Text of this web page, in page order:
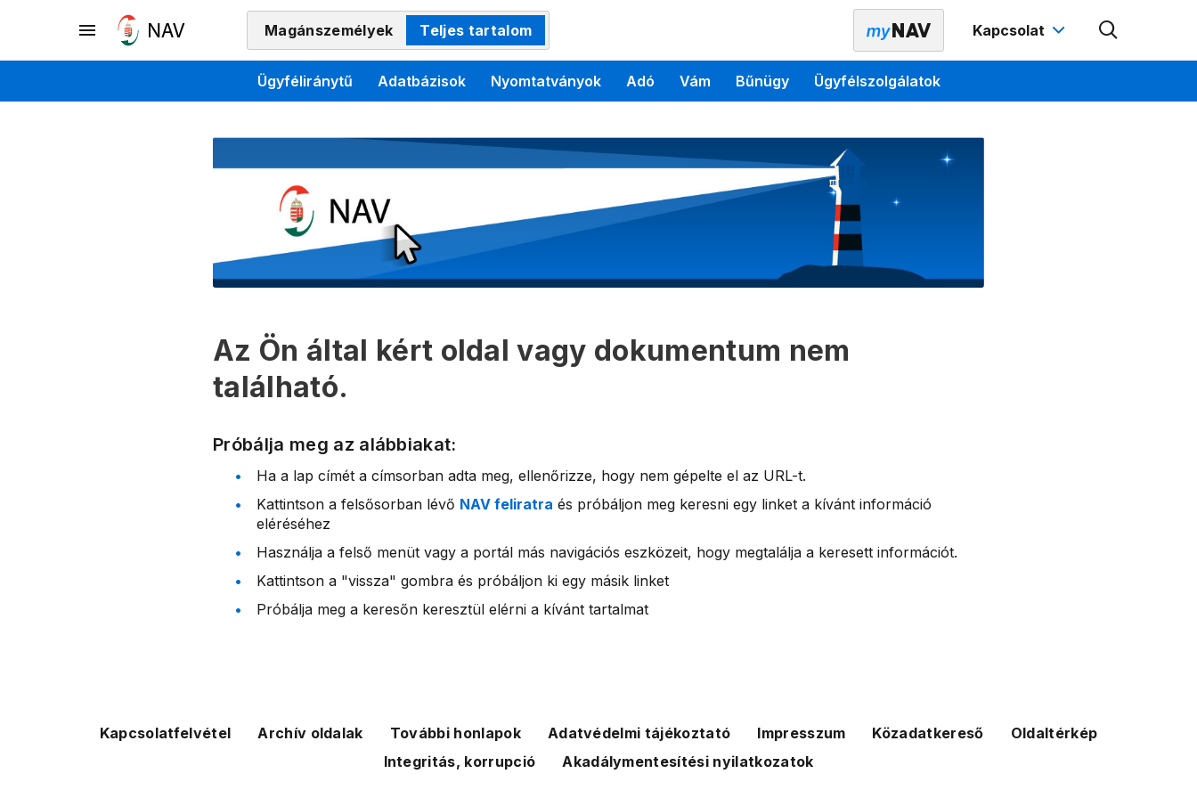
Magánszemélyek Teljes tartalom Kapcsolat
Ügyféliránytű Adatbázisok Nyomtatványok Adó Vám Bűnügy Ügyfélszolgálatok
Az Ön által kért oldal vagy dokumentum nem
található.
Próbálja meg az alábbiakat:
Ha a lap címét a címsorban adta meg, ellenőrizze, hogy nem gépelte el az URL-t.
Kattintson a felsősorban lévő NAV feliratra és próbáljon meg keresni egy linket a kívánt információ
eléréséhez
Használja a felső menüt vagy a portál más navigációs eszközeit, hogy megtalálja a keresett információt.
Kattintson a "vissza" gombra és próbáljon ki egy másik linket
Próbálja meg a keresőn keresztül elérni a kívánt tartalmat
Kapcsolatfelvétel Archív oldalak További honlapok Adatvédelmi tájékoztató Impresszum Közadatkereső
Oldaltérkép
Integritás, korrupció
Akadálymentesítési nyilatkozatok